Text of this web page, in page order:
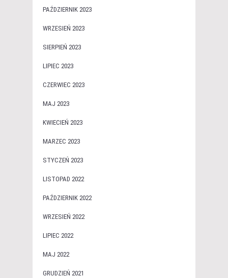
PAŹDZIERNIK 2023
WRZESIEŃ 2023
SIERPIEŃ 2023
LIPIEC 2023
CZERWIEC 2023
MAJ 2023
KWIECIEŃ 2023
MARZEC 2023
STYCZEŃ 2023
LISTOPAD 2022
PAŹDZIERNIK 2022
WRZESIEŃ 2022
LIPIEC 2022
MAJ 2022
GRUDZIEŃ 2021